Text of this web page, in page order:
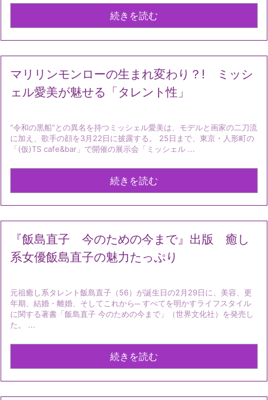
続きを読む
マリリンモンローの生まれ変わり？! ミッシ
ェル愛美が魅せる「タレント性」
“令和の黒船”との異名を持つミッシェル愛美は、モデルと画家の二刀流
に加え、歌手の顔を3月22日に披露する。 25日まで、東京・人形町の
「(仮)TS cafe&bar」で開催の展示会「ミッシェル ...
続きを読む
『飯島直子 今のための今まで』出版 癒し
系女優飯島直子の魅力たっぷり
元祖癒し系タレント飯島直子（56）が誕生日の2月29日に、美容、更
年期、結婚・離婚、そしてこれから─ すべてを明かすライフスタイル
に関する著書「飯島直子 今のための今まで」（世界文化社）を発売し
た。 ...
続きを読む